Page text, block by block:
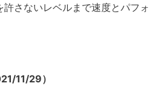
さないレベルまで速度とパフォ
11/29）